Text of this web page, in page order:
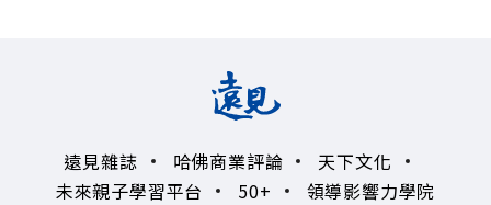
來建築中大放異彩？ 本集《遠見ON AIR》邀請到遠雄建設
總經理王耀堂，帶你解析遠雄如何打造出兼顧品牌信任與環
何轉型為長期品牌信任？ 🔺滿意度不到二成的「垃圾總
部」？空間改造如何徹底翻轉企業DNA 🔺當循環建材走向
遠見雜誌 哈佛商業評論
天下文化
未來親子學習平台
50+ 領導影響力學院